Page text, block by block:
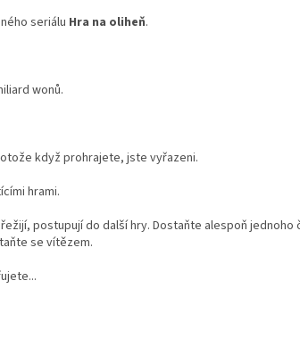
seriálu Hra na oliheň.
wonů.
když prohrajete, jste vyřazeni.
hrami.
postupují do další hry. Dostaňte alespoň jednoho
se vítězem.